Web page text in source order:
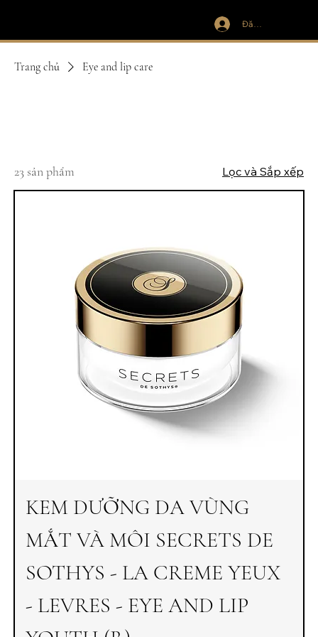
Đăng nhập
Trang chủ Eye and lip care
23 sản phẩm Lọc và Sắp xếp
KEM DƯỠNG DA VÙNG
MẮT VÀ MÔI SECRETS DE
SOTHYS - LA CREME YEUX
- LEVRES - EYE AND LIP